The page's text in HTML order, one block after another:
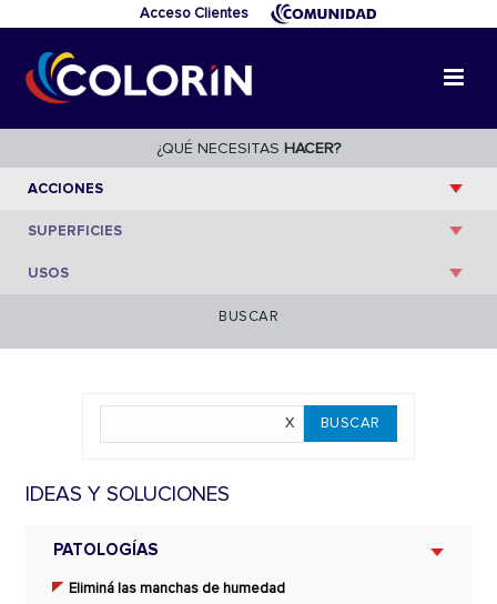
Acceso Clientes
¿QUÉ NECESITAS HACER?
BUSCAR
IDEAS Y SOLUCIONES
PATOLOGÍAS
Eliminá las manchas de humedad